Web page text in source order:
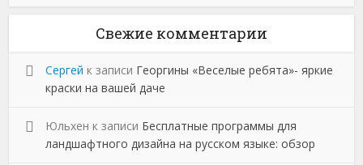
Свежие комментарии
Сергей к записи Георгины «Веселые ребята»- яркие
краски на вашей даче
Юльхен к записи Бесплатные программы для
ландшафтного дизайна на русском языке: обзор